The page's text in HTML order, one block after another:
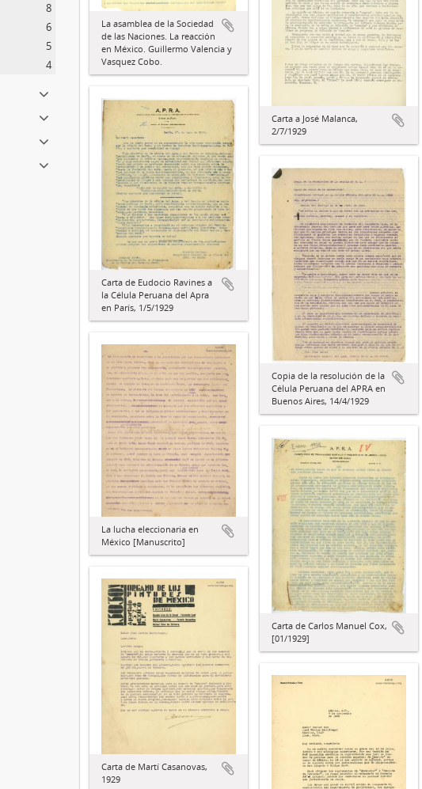
8
6
5
4
La asamblea de la Sociedad
de las Naciones. La reacción
en México. Guillermo Valencia y
Vasquez Cobo.
Carta a José Malanca,
2/7/1929
Carta de Eudocio Ravines a
la Célula Peruana del Apra
en París, 1/5/1929
Copia de la resolución de la
Célula Peruana del APRA en
Buenos Aires, 14/4/1929
La lucha eleccionaria en
México [Manuscrito]
Carta de Carlos Manuel Cox,
[01/1929]
Carta de Martí Casanovas,
1929